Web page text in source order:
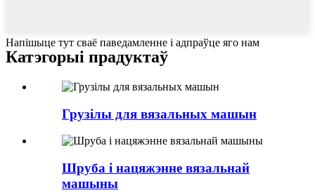
Напішыце тут сваё паведамленне і адпраўце яго нам
Катэгорыі прадуктаў
Грузілы для вязальных машын
Шруба і нацяжэнне вязальнай
машыны